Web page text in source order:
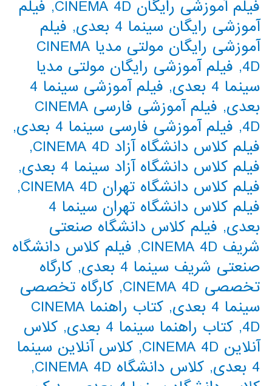
فیلم آموزشی رایگان CINEMA 4D
, فیلم
آموزشی رایگان سینما 4 بعدی
, فیلم
آموزشی رایگان مولتی مدیا CINEMA
4D
, فیلم آموزشی رایگان مولتی مدیا
سینما 4 بعدی
,
فیلم آموزشی سینما 4
بعدی,
فیلم آموزشی فارسی CINEMA
4D
, فیلم آموزشی فارسی سینما 4 بعدی
,
فیلم کلاس دانشگاه آزاد CINEMA 4D
,
فیلم کلاس دانشگاه آزاد سینما 4 بعدی
,
فیلم کلاس دانشگاه تهران CINEMA 4D
,
فیلم کلاس دانشگاه تهران سینما 4
بعدی, فیلم کلاس دانشگاه صنعتی
شریف CINEMA 4D
, فیلم کلاس دانشگاه
صنعتی شریف سینما 4 بعدی
, کارگاه
تخصصی CINEMA 4D
, کارگاه تخصصی
سینما 4 بعدی
,
کتاب راهنما CINEMA
4D
, کتاب راهنما سینما 4 بعدی , کلاس
آنلاین CINEMA 4D
, کلاس آنلاین سینما
4 بعدی
, کلاس دانشگاه CINEMA 4D
,